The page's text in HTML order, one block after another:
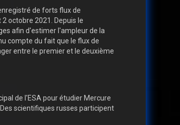
de forts flux de
octobre 2021. Depuis le
afin d'estimer l'ampleur de la
compte du fait que le flux de
entre le premier et le deuxième
de l'ESA pour étudier Mercure
scientifiques russes participent